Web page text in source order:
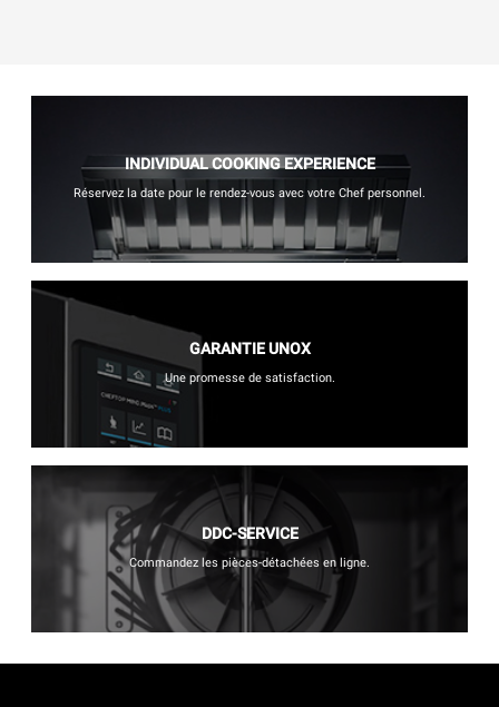
INDIVIDUAL COOKING EXPERIENCE
Réservez la date pour le rendez-vous avec votre Chef personnel.
GARANTIE UNOX
Une promesse de satisfaction.
DDC-SERVICE
Commandez les pièces-détachées en ligne.